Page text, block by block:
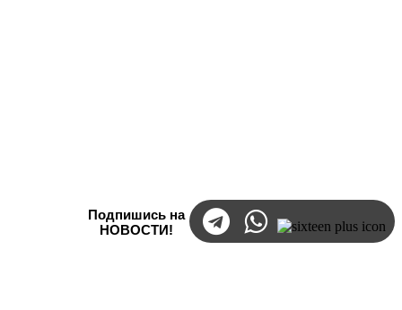
Подпишись на
НОВОСТИ!